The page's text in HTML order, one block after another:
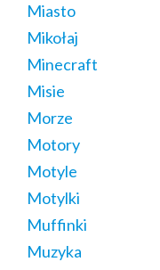
Miasto
Mikołaj
Minecraft
Misie
Morze
Motory
Motyle
Motylki
Muffinki
Muzyka